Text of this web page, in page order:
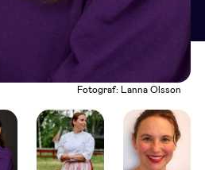
Fotograf: Lanna Olsson